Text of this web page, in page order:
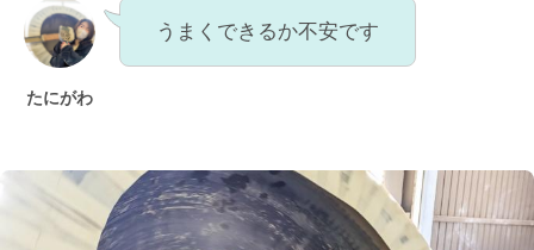
たにがわ
うまくできるか不安です